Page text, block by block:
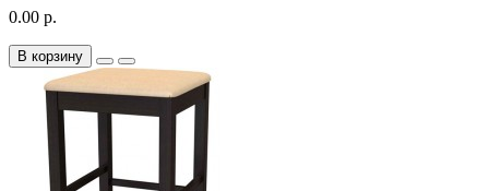
0.00 р.
В корзину